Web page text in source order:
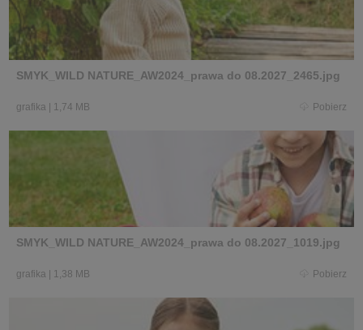
SMYK_WILD NATURE_AW2024_prawa do 08.2027_2465.jpg
grafika 1,74 MB Pobierz
SMYK_WILD NATURE_AW2024_prawa do 08.2027_1019.jpg
grafika 1,38 MB Pobierz